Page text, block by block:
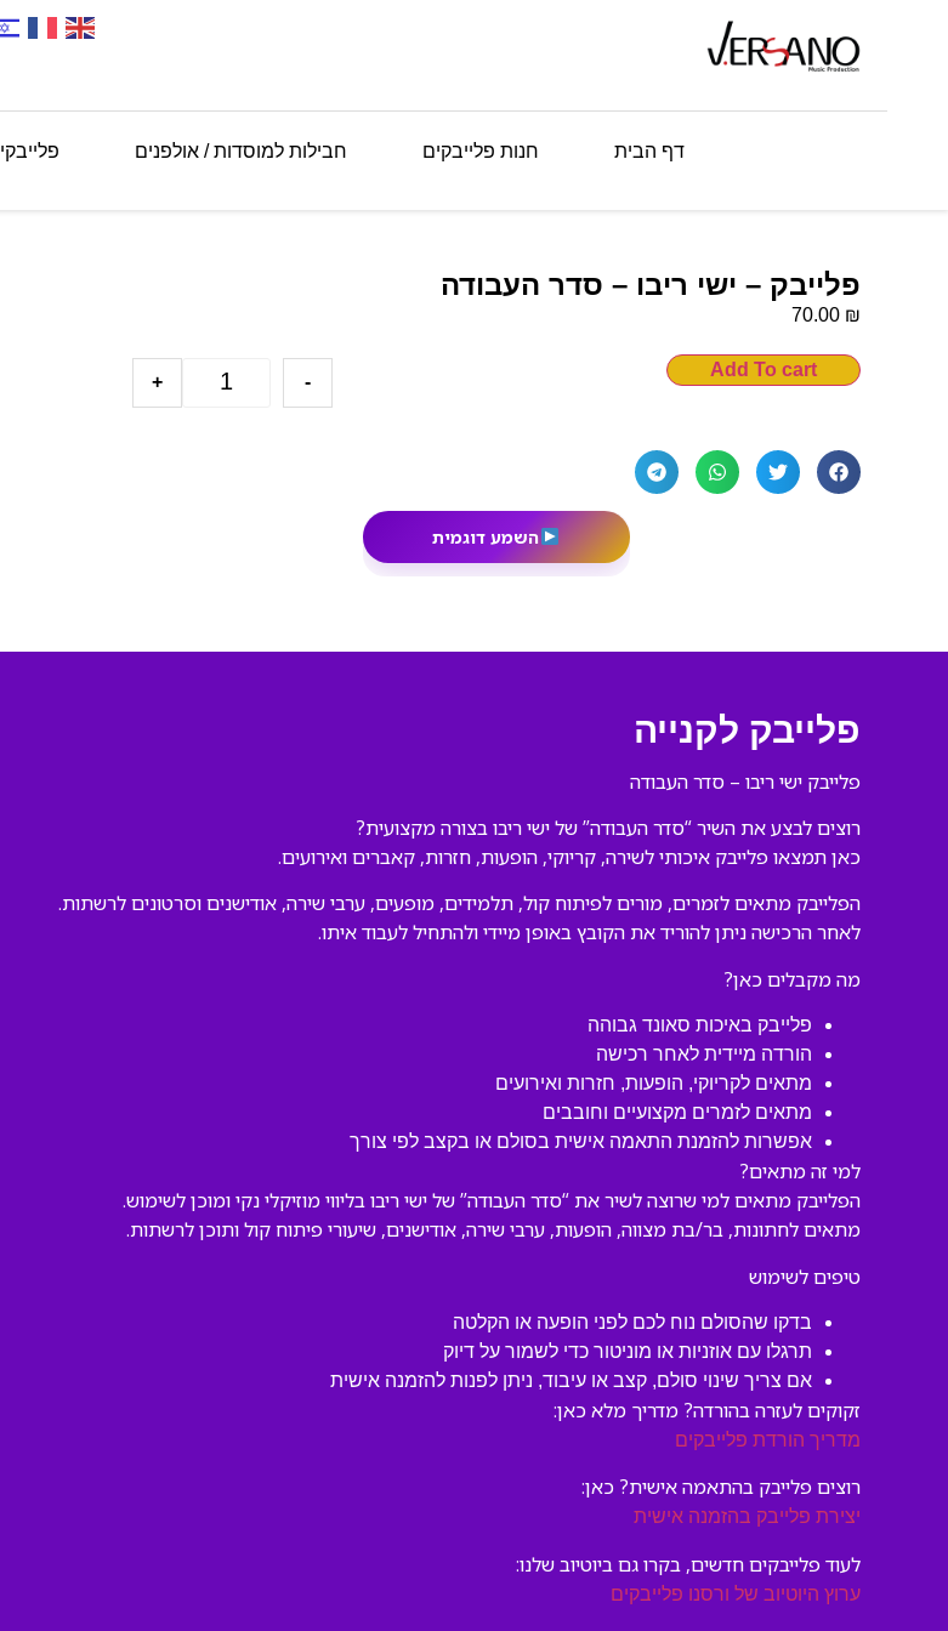
דף הבית חנות פלייבקים חבילות למוסדות / אולפנים
פלייבק – ישי ריבו – סדר העבודה
70.00 ₪
-
+
Add To cart
השמע דוגמית
פלייבק לקנייה
פלייבק ישי ריבו – סדר העבודה
רוצים לבצע את השיר “סדר העבודה” של ישי ריבו בצורה מקצועית?
כאן תמצאו פלייבק איכותי לשירה, קריוקי, הופעות, חזרות, קאברים ואירועים.
הפלייבק מתאים לזמרים, מורים לפיתוח קול, תלמידים, מופעים, ערבי שירה, אודישנים וסרטונים לרשתות.
לאחר הרכישה ניתן להוריד את הקובץ באופן מיידי ולהתחיל לעבוד איתו.
מה מקבלים כאן?
פלייבק באיכות סאונד גבוהה
הורדה מיידית לאחר רכישה
מתאים לקריוקי, הופעות, חזרות ואירועים
מתאים לזמרים מקצועיים וחובבים
אפשרות להזמנת התאמה אישית בסולם או בקצב לפי צורך
למי זה מתאים?
הפלייבק מתאים למי שרוצה לשיר את “סדר העבודה” של ישי ריבו בליווי מוזיקלי נקי ומוכן לשימוש.
מתאים לחתונות, בר/בת מצווה, הופעות, ערבי שירה, אודישנים, שיעורי פיתוח קול ותוכן לרשתות.
טיפים לשימוש
בדקו שהסולם נוח לכם לפני הופעה או הקלטה
תרגלו עם אוזניות או מוניטור כדי לשמור על דיוק
אם צריך שינוי סולם, קצב או עיבוד, ניתן לפנות להזמנה אישית
זקוקים לעזרה בהורדה? מדריך מלא כאן:
מדריך הורדת פלייבקים
רוצים פלייבק בהתאמה אישית? כאן:
יצירת פלייבק בהזמנה אישית
לעוד פלייבקים חדשים, בקרו גם ביוטיוב שלנו:
ערוץ היוטיוב של ורסנו פלייבקים